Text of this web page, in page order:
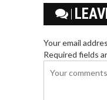
Your email
Required fields